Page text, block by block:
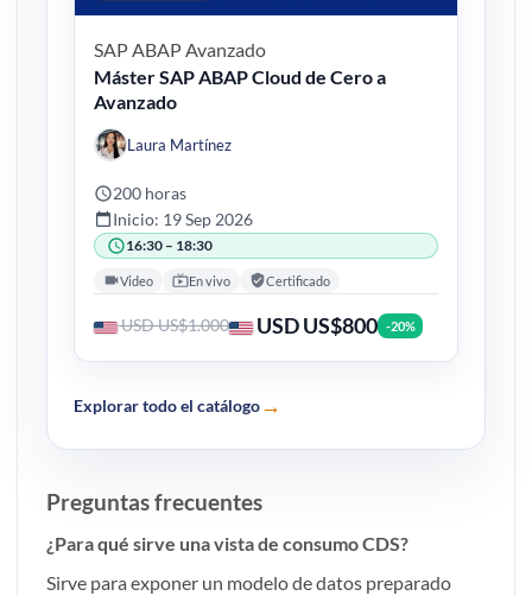
SAP ABAP Avanzado
Máster SAP ABAP Cloud de Cero a
Avanzado
Laura Martínez
200 horas
Inicio: 19 Sep 2026
16:30 – 18:30
Video En vivo Certificado
USD US$1.000 USD US$800 -20%
Explorar todo el catálogo→
Preguntas frecuentes
¿Para qué sirve una vista de consumo CDS?
Sirve para exponer un modelo de datos preparado